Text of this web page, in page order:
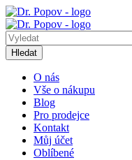
Hledat
O nás
Vše o nákupu
Blog
Pro prodejce
Kontakt
Můj účet
Oblíbené